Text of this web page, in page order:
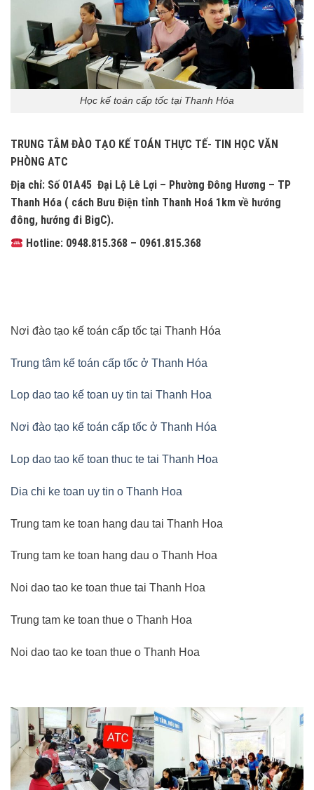
Học kế toán cấp tốc tại Thanh Hóa
TRUNG TÂM ĐÀO TẠO KẾ TOÁN THỰC TẾ- TIN HỌC VĂN
PHÒNG ATC
Địa chỉ: Số 01A45 Đại Lộ Lê Lợi – Phường Đông Hương – TP
Thanh Hóa ( cách Bưu Điện tỉnh Thanh Hoá 1km về hướng
đông, hướng đi BigC).
Hotline: 0948.815.368 – 0961.815.368
Nơi đào tạo kế toán cấp tốc tại Thanh Hóa
Trung tâm kế toán cấp tốc ở Thanh Hóa
Lop dao tao kế toan uy tin tai Thanh Hoa
Nơi đào tạo kế toán cấp tốc ở Thanh Hóa
Lop dao tao kế toan thuc te tai Thanh Hoa
Dia chi ke toan uy tin o Thanh Hoa
Trung tam ke toan hang dau tai Thanh Hoa
Trung tam ke toan hang dau o Thanh Hoa
Noi dao tao ke toan thue tai Thanh Hoa
Trung tam ke toan thue o Thanh Hoa
Noi dao tao ke toan thue o Thanh Hoa